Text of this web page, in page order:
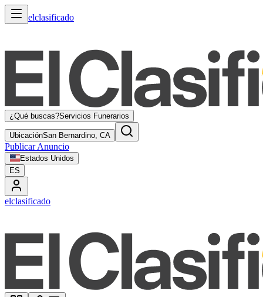
elclasificado
¿Qué buscas?Servicios Funerarios
UbicaciónSan Bernardino, CA
Publicar Anuncio
Estados Unidos
ES
elclasificado